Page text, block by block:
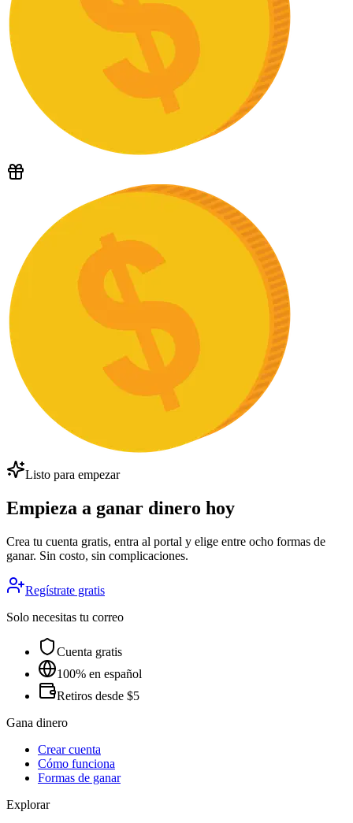
Listo para empezar
Empieza a ganar dinero hoy
Crea tu cuenta gratis, entra al portal y elige entre ocho formas de
ganar. Sin costo, sin complicaciones.
Regístrate gratis
Solo necesitas tu correo
Cuenta gratis
100% en español
Retiros desde $5
Gana dinero
Crear cuenta
Cómo funciona
Formas de ganar
Explorar